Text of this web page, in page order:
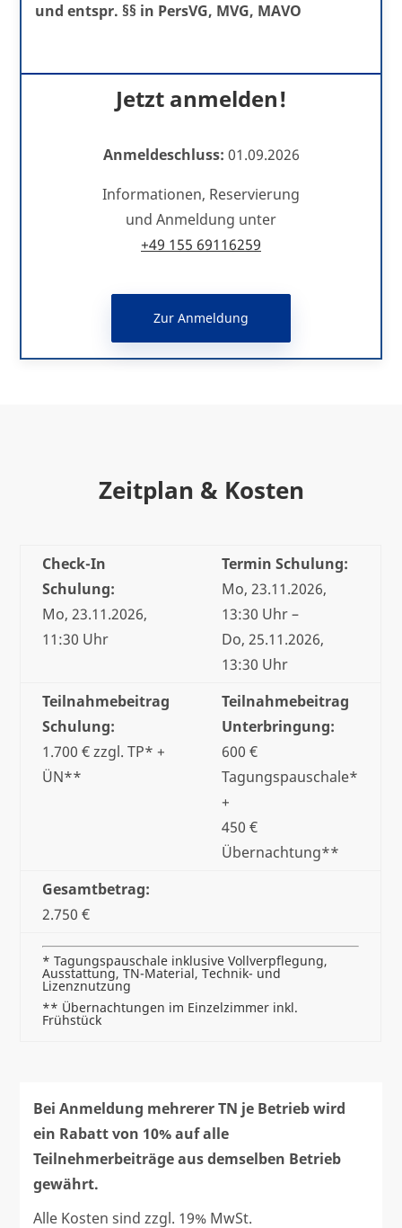
und entspr. §§ in PersVG, MVG, MAVO
Jetzt anmelden!
Anmeldeschluss: 01.09.2026
Informationen, Reservierung
und Anmeldung unter
+49 155 69116259
Zur Anmeldung
Zeitplan & Kosten
Check-In
Schulung:
Mo, 23.11.2026,
11:30 Uhr
Termin Schulung:
Mo, 23.11.2026,
13:30 Uhr –
Do, 25.11.2026,
13:30 Uhr
Teilnahmebeitrag
Schulung:
1.700 € zzgl. TP* +
ÜN**
Teilnahmebeitrag
Unterbringung:
600 €
Tagungspauschale*
+
450 €
Übernachtung**
Gesamtbetrag:
2.750 €
* Tagungspauschale inklusive Vollverpflegung,
Ausstattung, TN-Material, Technik- und
Lizenznutzung
** Übernachtungen im Einzelzimmer inkl.
Frühstück
Bei Anmeldung mehrerer TN je Betrieb wird
ein Rabatt von 10% auf alle
Teilnehmerbeiträge aus demselben Betrieb
gewährt.
Alle Kosten sind zzgl. 19% MwSt.